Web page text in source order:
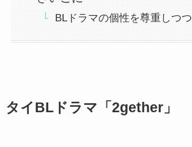
BLドラマの個性を尊重しつつ
タイBLドラマ「2gether」